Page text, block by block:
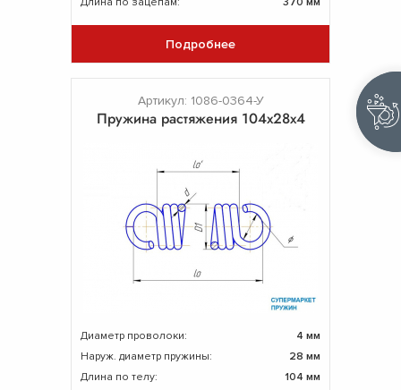
Подробнее
Артикул: 1086-0364-У
Пружина растяжения 104х28х4
Диаметр проволоки:
4 мм
Наруж. диаметр пружины:
28 мм
Длина по телу:
104 мм